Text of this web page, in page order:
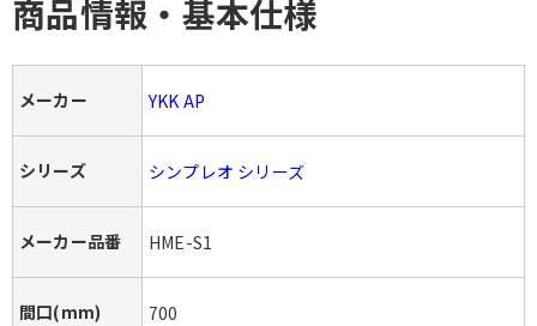
商品情報・基本仕様
メーカー YKK AP
シリーズ シンプレオ シリーズ
メーカー品番 HME-S1
間口(mm) 700